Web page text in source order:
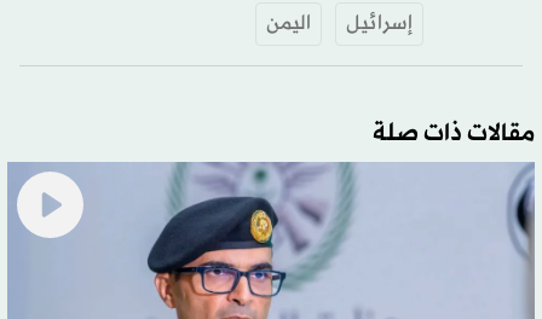
إسرائيل
اليمن
مقالات ذات صلة